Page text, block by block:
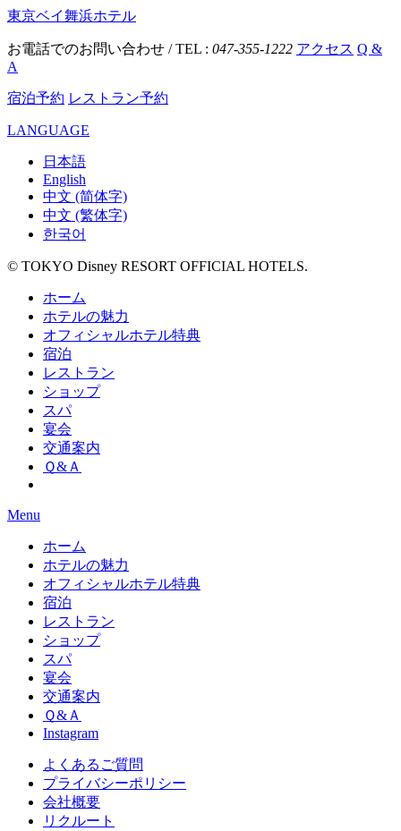
東京ベイ舞浜ホテル
お電話でのお問い合わせ / TEL : 047-355-1222 アクセス Q &
A
宿泊予約 レストラン予約
LANGUAGE
日本語
English
中文 (简体字)
中文 (繁体字)
한국어
© TOKYO Disney RESORT OFFICIAL HOTELS.
ホーム
ホテルの魅力
オフィシャルホテル特典
宿泊
レストラン
ショップ
スパ
宴会
交通案内
Ｑ&Ａ
Menu
ホーム
ホテルの魅力
オフィシャルホテル特典
宿泊
レストラン
ショップ
スパ
宴会
交通案内
Ｑ&Ａ
Instagram
よくあるご質問
プライバシーポリシー
会社概要
リクルート